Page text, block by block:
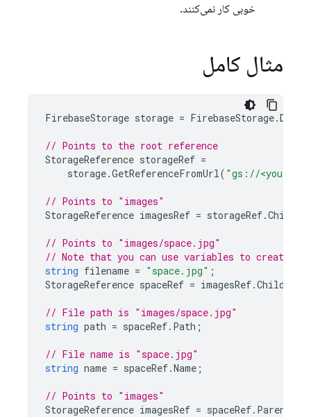
خوبی کار نمی‌کنند.
مثال کامل
FirebaseStorage storage = FirebaseStorage.
// Points to the root reference
StorageReference storageRef =
storage.GetReferenceFromUrl( "gs://<your-
// Points to "images"
StorageReference imagesRef = storageRef.Child
// Points to "images/space.jpg"
// Note that you can use variables to create
string filename = "space.jpg" ;
StorageReference spaceRef = imagesRef.Child
// File path is "images/space.jpg"
string path = spaceRef. Path ;
// File name is "space.jpg"
string name = spaceRef.Name ;
// Points to "images"
StorageReference imagesRef = spaceRef. Parent